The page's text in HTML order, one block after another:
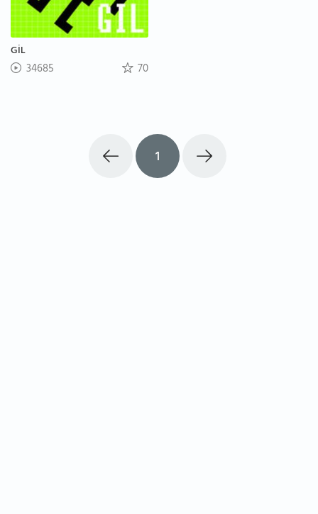
GİL
34685 70
1